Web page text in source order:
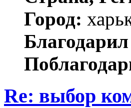
Город:
Re: выбор